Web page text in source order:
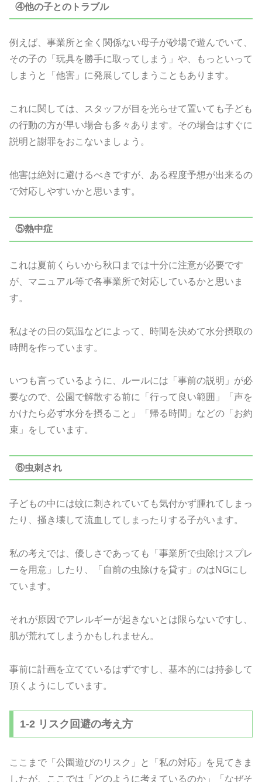
④他の子とのトラブル
例えば、事業所と全く関係ない母子が砂場で遊んでいて、
その子の「玩具を勝手に取ってしまう」や、もっといって
しまうと「他害」に発展してしまうこともあります。
これに関しては、スタッフが目を光らせて置いても子ども
の行動の方が早い場合も多々あります。その場合はすぐに
説明と謝罪をおこないましょう。
他害は絶対に避けるべきですが、ある程度予想が出来るの
で対応しやすいかと思います。
⑤熱中症
これは夏前くらいから秋口までは十分に注意が必要です
が、マニュアル等で各事業所で対応しているかと思いま
す。
私はその日の気温などによって、時間を決めて水分摂取の
時間を作っています。
いつも言っているように、ルールには「事前の説明」が必
要なので、公園で解散する前に「行って良い範囲」「声を
かけたら必ず水分を摂ること」「帰る時間」などの「お約
束」をしています。
⑥虫刺され
子どもの中には蚊に刺されていても気付かず腫れてしまっ
たり、掻き壊して流血してしまったりする子がいます。
私の考えでは、優しさであっても「事業所で虫除けスプレ
ーを用意」したり、「自前の虫除けを貸す」のはNGにし
ています。
それが原因でアレルギーが起きないとは限らないですし、
肌が荒れてしまうかもしれません。
事前に計画を立てているはずですし、基本的には持参して
頂くようにしています。
1-2 リスク回避の考え方
ここまで「公園遊びのリスク」と「私の対応」を見てきま
したが、ここでは「どのように考えているのか」「なぜそ